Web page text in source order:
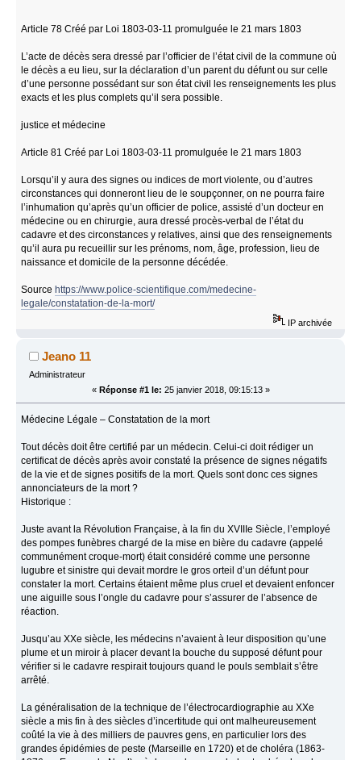
Article 78 Créé par Loi 1803-03-11 promulguée le 21 mars 1803
L’acte de décès sera dressé par l’officier de l’état civil de la commune où
le décès a eu lieu, sur la déclaration d’un parent du défunt ou sur celle
d’une personne possédant sur son état civil les renseignements les plus
exacts et les plus complets qu’il sera possible.
justice et médecine
Article 81 Créé par Loi 1803-03-11 promulguée le 21 mars 1803
Lorsqu’il y aura des signes ou indices de mort violente, ou d’autres
circonstances qui donneront lieu de le soupçonner, on ne pourra faire
l’inhumation qu’après qu’un officier de police, assisté d’un docteur en
médecine ou en chirurgie, aura dressé procès-verbal de l’état du
cadavre et des circonstances y relatives, ainsi que des renseignements
qu’il aura pu recueillir sur les prénoms, nom, âge, profession, lieu de
naissance et domicile de la personne décédée.
Source https://www.police-scientifique.com/medecine-
legale/constatation-de-la-mort/
IP archivée
Jeano 11
Administrateur
« Réponse #1 le: 25 janvier 2018, 09:15:13 »
Médecine Légale – Constatation de la mort
Tout décès doit être certifié par un médecin. Celui-ci doit rédiger un
certificat de décès après avoir constaté la présence de signes négatifs
de la vie et de signes positifs de la mort. Quels sont donc ces signes
annonciateurs de la mort ?
Historique :
Juste avant la Révolution Française, à la fin du XVIIIe Siècle, l’employé
des pompes funèbres chargé de la mise en bière du cadavre (appelé
communément croque-mort) était considéré comme une personne
lugubre et sinistre qui devait mordre le gros orteil d’un défunt pour
constater la mort. Certains étaient même plus cruel et devaient enfoncer
une aiguille sous l’ongle du cadavre pour s’assurer de l’absence de
réaction.
Jusqu’au XXe siècle, les médecins n’avaient à leur disposition qu’une
plume et un miroir à placer devant la bouche du supposé défunt pour
vérifier si le cadavre respirait toujours quand le pouls semblait s’être
arrêté.
La généralisation de la technique de l’électrocardiographie au XXe
siècle a mis fin à des siècles d’incertitude qui ont malheureusement
coûté la vie à des milliers de pauvres gens, en particulier lors des
grandes épidémies de peste (Marseille en 1720) et de choléra (1863-